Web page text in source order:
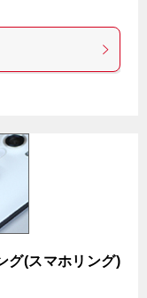
グ(スマホリング)